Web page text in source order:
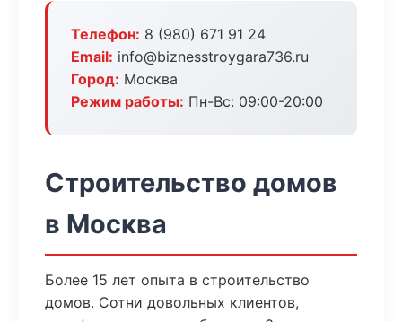
Телефон: 8 (980) 671 91 24
Email: info@biznesstroygara736.ru
Город: Москва
Режим работы: Пн-Вс: 09:00-20:00
Строительство домов
в Москва
Более 15 лет опыта в строительство
домов. Сотни довольных клиентов,